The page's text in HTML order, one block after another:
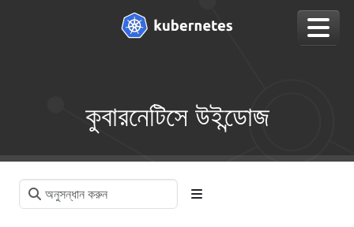
কুবারনেটিসে উইন্ডোজ